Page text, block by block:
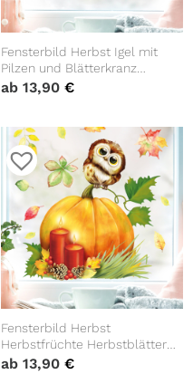
Fensterbild Herbst Igel mit
Pilzen und Blätterkranz
wiederverwendbare
ab 13,90 €
Fensterbild Herbst
Herbstfrüchte Herbstblätter
Kürbis mit Eule Halloween
ab 13,90 €